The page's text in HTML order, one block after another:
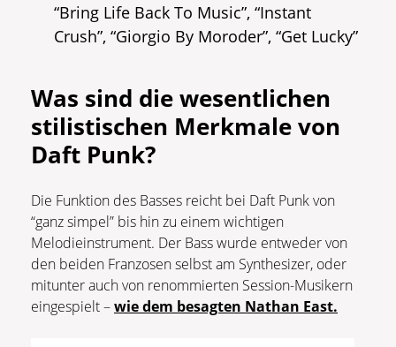
“Bring Life Back To Music”, “Instant
Crush”, “Giorgio By Moroder”, “Get Lucky”
Was sind die wesentlichen
stilistischen Merkmale von
Daft Punk?
Die Funktion des Basses reicht bei Daft Punk von
“ganz simpel” bis hin zu einem wichtigen
Melodieinstrument. Der Bass wurde entweder von
den beiden Franzosen selbst am Synthesizer, oder
mitunter auch von renommierten Session-Musikern
eingespielt –wie dem besagten Nathan East.